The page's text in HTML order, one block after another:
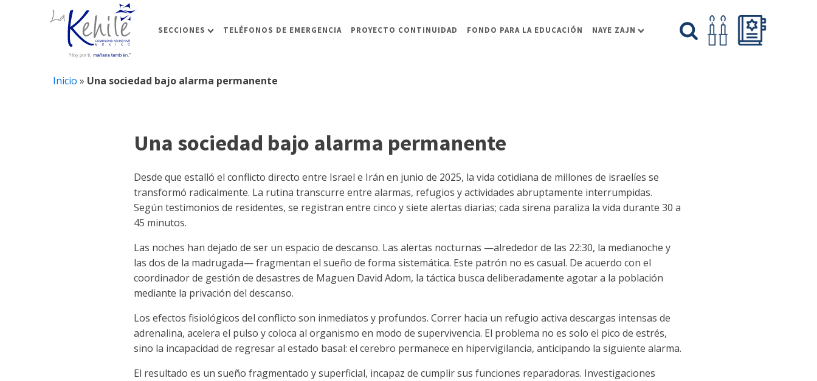
SECCIONES TELÉFONOS DE EMERGENCIA PROYECTO CONTINUIDAD FONDO PARA LA EDUCACIÓN NAYE ZAJN
Inicio » Una sociedad bajo alarma permanente
Una sociedad bajo alarma permanente
Desde que estalló el conflicto directo entre Israel e Irán en junio de 2025, la vida cotidiana de millones de israelíes se
transformó radicalmente. La rutina transcurre entre alarmas, refugios y actividades abruptamente interrumpidas.
Según testimonios de residentes, se registran entre cinco y siete alertas diarias; cada sirena paraliza la vida durante 30 a
45 minutos.
Las noches han dejado de ser un espacio de descanso. Las alertas nocturnas —alrededor de las 22:30, la medianoche y
las dos de la madrugada— fragmentan el sueño de forma sistemática. Este patrón no es casual. De acuerdo con el
coordinador de gestión de desastres de Maguen David Adom, la táctica busca deliberadamente agotar a la población
mediante la privación del descanso.
Los efectos fisiológicos del conflicto son inmediatos y profundos. Correr hacia un refugio activa descargas intensas de
adrenalina, acelera el pulso y coloca al organismo en modo de supervivencia. El problema no es solo el pico de estrés,
sino la incapacidad de regresar al estado basal: el cerebro permanece en hipervigilancia, anticipando la siguiente alarma.
El resultado es un sueño fragmentado y superficial, incapaz de cumplir sus funciones reparadoras. Investigaciones